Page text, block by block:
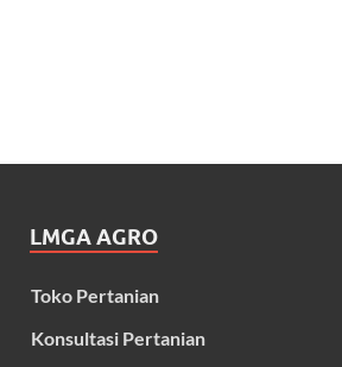
LMGA AGRO
Toko Pertanian
Konsultasi Pertanian